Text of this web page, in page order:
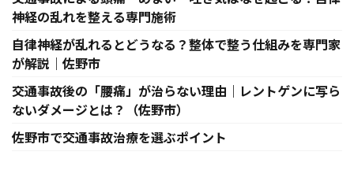
神経の乱れを整える専門施術
自律神経が乱れるとどうなる？整体で整う仕組みを専門家
が解説｜佐野市
交通事故後の「腰痛」が治らない理由｜レントゲンに写ら
ないダメージとは？（佐野市）
佐野市で交通事故治療を選ぶポイント